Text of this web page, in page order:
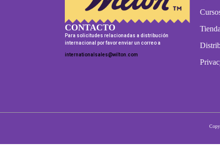
CONTACTO
Para solicitudes relacionadas a distribución
internacional por favor enviar un correo a
internationalsales@wilton.com